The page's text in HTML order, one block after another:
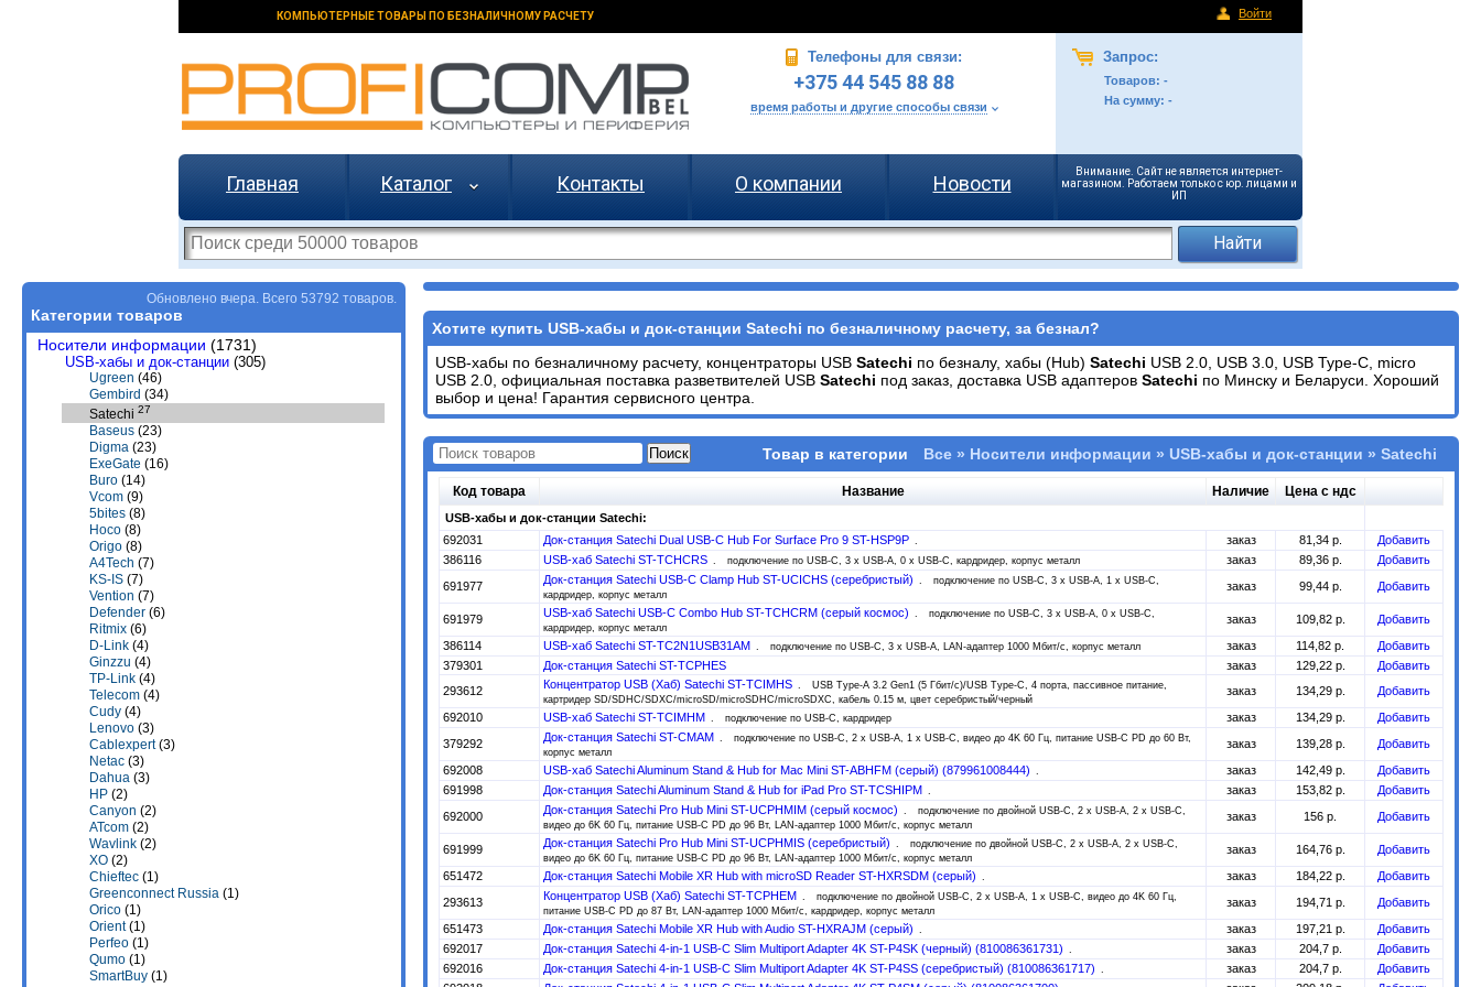
КОМПЬЮТЕРНЫЕ ТОВАРЫ ПО БЕЗНАЛИЧНОМУ РАСЧЕТУ Войти
Телефоны для связи:
+375 44 545 88 88
время работы и другие способы связи
Запрос:
Товаров: -
На сумму: -
Главная Каталог Контакты О компании Новости
Внимание. Сайт не является интернет-
магазином. Работаем только с юр. лицами и
ИП
Обновлено вчера. Всего 53792 товаров.
Категории товаров
Носители информации (1731)
USB-хабы и док-станции (305)
Ugreen (46)
Gembird (34)
Satechi 27
Baseus (23)
Digma (23)
ExeGate (16)
Buro (14)
Vcom (9)
5bites (8)
Hoco (8)
Origo (8)
A4Tech (7)
KS-IS (7)
Vention (7)
Defender (6)
Ritmix (6)
D-Link (4)
Ginzzu (4)
TP-Link (4)
Telecom (4)
Cudy (4)
Lenovo (3)
Cablexpert(3)
Netac (3)
Dahua (3)
HP (2)
Canyon (2)
ATcom (2)
Wavlink (2)
XO (2)
Chieftec (1)
Greenconnect Russia (1)
Orico (1)
Orient(1)
Perfeo (1)
Qumo (1)
SmartBuy (1)
Хотите купить USB-хабы и док-станции Satechi по безналичному расчету, за безнал?
USB-хабы по безналичному расчету, концентраторы USB Satechi по безналу, хабы (Hub) Satechi USB 2.0, USB 3.0, USB Type-C, micro
USB 2.0, официальная поставка разветвителей USB Satechi под заказ, доставка USB адаптеров Satechi по Минску и Беларуси. Хороший
выбор и цена! Гарантия сервисного центра.
Товар в категории Все » Носители информации » USB-хабы и док-станции » Satechi
Код товара Название Наличие Цена с ндс
USB-хабы и док-станции Satechi:
692031
Док-станция Satechi Dual USB-C Hub For Surface Pro 9 ST-HSP9P заказ 81,34 р.
Добавить
386116
USB-хаб Satechi ST-TCHCRS подключение по USB-C, 3 x USB-A, 0 x USB-C, кардридер, корпус металл заказ 89,36 р.
Добавить
691977
Док-станция Satechi USB-C Clamp Hub ST-UCICHS (серебристый)
подключение по USB-C, 3 x USB-A, 1 x USB-C,
кардридер, корпус металл
заказ 99,44 р. Добавить
691979 USB-хаб Satechi USB-C Combo Hub ST-TCHCRM (серый космос)
подключение по USB-C, 3 x USB-A, 0 x USB-C,
кардридер, корпус металл
заказ 109,82 р.
Добавить
386114
USB-хаб Satechi ST-TC2N1USB31AM подключение по USB-C, 3 x USB-A, LAN-адаптер 1000 Мбит/с, корпус металл заказ 114,82 р.
Добавить
379301
Док-станция Satechi ST-TCPHES заказ 129,22 р.
Добавить
293612
Концентратор USB (Хаб) Satechi ST-TCIMHS
USB Type-A 3.2 Gen1 (5 Гбит/с)/USB Type-C, 4 порта, пассивное питание,
картридер SD/SDHC/SDXC/microSD/microSDHC/microSDXC, кабель 0.15 м, цвет серебристый/черный
заказ 134,29 р.
Добавить
692010
USB-хаб Satechi ST-TCIMHM подключение по USB-C, кардридер заказ 134,29 р.
Добавить
379292
Док-станция Satechi ST-CMAM
подключение по USB-C, 2 x USB-A, 1 x USB-C, видео до 4K 60 Гц, питание USB-C PD до 60 Вт,
корпус металл
заказ 139,28 р.
Добавить
692008
USB-хаб Satechi Aluminum Stand & Hub for Mac Mini ST-ABHFM (серый) (879961008444) заказ 142,49 р.
Добавить
691998
Док-станция Satechi Aluminum Stand & Hub for iPad Pro ST-TCSHIPM заказ 153,82 р.
Добавить
692000
Док-станция Satechi Pro Hub Mini ST-UCPHMIM (серый космос)
подключение по двойной USB-C, 2 x USB-A, 2 x USB-C,
видео до 6K 60 Гц, питание USB-C PD до 96 Вт, LAN-адаптер 1000 Мбит/с, корпус металл
заказ 156 р. Добавить
691999 Док-станция Satechi Pro Hub Mini ST-UCPHMIS (серебристый)
подключение по двойной USB-C, 2 x USB-A, 2 x USB-C,
видео до 6K 60 Гц, питание USB-C PD до 96 Вт, LAN-адаптер 1000 Мбит/с, корпус металл
заказ 164,76 р.
Добавить
651472
Док-станция Satechi Mobile XR Hub with microSD Reader ST-HXRSDM (серый) заказ 184,22 р.
Добавить
293613
Концентратор USB (Хаб) Satechi ST-TCPHEM
подключение по двойной USB-C, 2 x USB-A, 1 x USB-C, видео до 4K 60 Гц,
питание USB-C PD до 87 Вт, LAN-адаптер 1000 Мбит/с, кардридер, корпус металл
заказ 194,71 р.
Добавить
651473
Док-станция Satechi Mobile XR Hub with Audio ST-HXRAJM (серый) заказ 197,21 р.
Добавить
692017
Док-станция Satechi 4-in-1 USB-C Slim Multiport Adapter 4K ST-P4SK (черный) (810086361731) заказ 204,7 р.
Добавить
692016
Док-станция Satechi 4-in-1 USB-C Slim Multiport Adapter 4K ST-P4SS (серебристый) (810086361717) заказ 204,7 р.
Добавить